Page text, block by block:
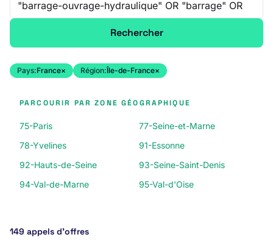
Rechercher
Pays:France× Région:Île-de-France×
PARCOURIR PAR ZONE GÉOGRAPHIQUE
75-Paris
77-Seine-et-Marne
78-Yvelines
91-Essonne
92-Hauts-de-Seine
93-Seine-Saint-Denis
94-Val-de-Marne
95-Val-d'Oise
149 appels d’offres